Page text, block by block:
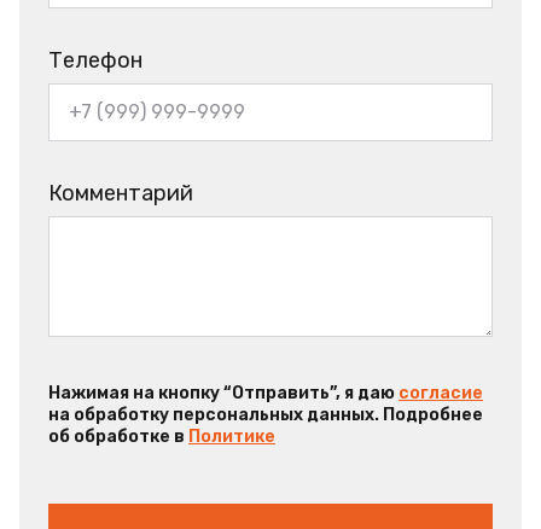
Телефон
Комментарий
Нажимая на кнопку “Отправить”, я даю согласие
на обработку персональных данных. Подробнее
об обработке в Политике